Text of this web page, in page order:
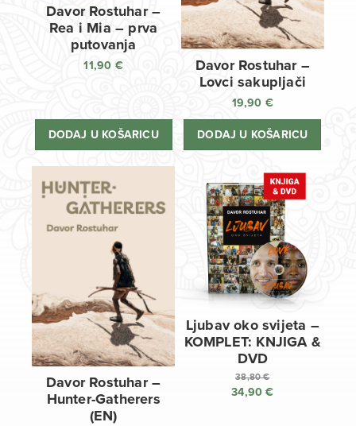
Davor Rostuhar –
Rea i Mia – prva
putovanja
11,90 €
DODAJ U KOŠARICU
Davor Rostuhar –
Lovci sakupljači
19,90 €
DODAJ U KOŠARICU
Davor Rostuhar –
Hunter-Gatherers
(EN)
Ljubav oko svijeta –
KOMPLET: KNJIGA &
DVD
38,80€
Izvorna
34,90€